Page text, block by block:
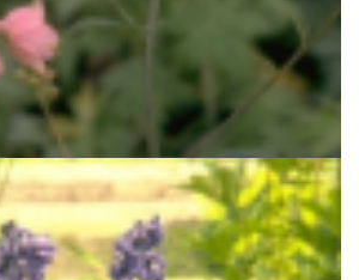
Ridderspoor
x ruysii 'Pink Sensation'